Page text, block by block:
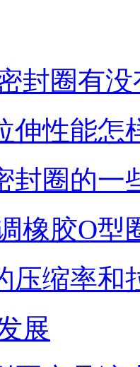
封圈有
伸性能
封圈的一
橡胶O型
压缩率和
展